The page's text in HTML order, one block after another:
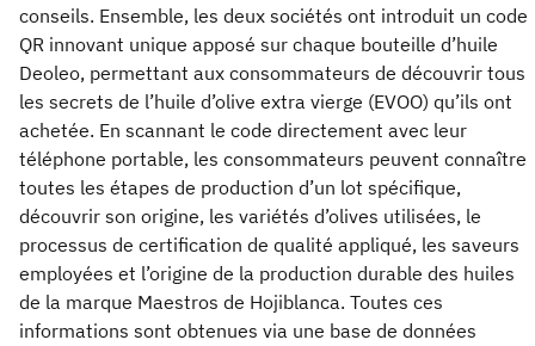
conseils. Ensemble, les deux sociétés ont introduit un code
QR innovant unique apposé sur chaque bouteille d’huile
Deoleo, permettant aux consommateurs de découvrir tous
les secrets de l’huile d’olive extra vierge (EVOO) qu’ils ont
achetée. En scannant le code directement avec leur
téléphone portable, les consommateurs peuvent connaître
toutes les étapes de production d’un lot spécifique,
découvrir son origine, les variétés d’olives utilisées, le
processus de certification de qualité appliqué, les saveurs
employées et l’origine de la production durable des huiles
de la marque Maestros de Hojiblanca. Toutes ces
informations sont obtenues via une base de données